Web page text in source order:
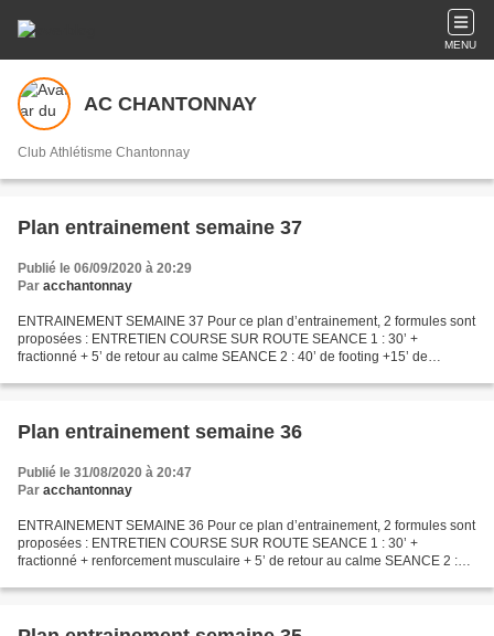
MENU
AC CHANTONNAY
Club Athlétisme Chantonnay
Plan entrainement semaine 37
Publié le 06/09/2020 à 20:29
Par acchantonnay
ENTRAINEMENT SEMAINE 37 Pour ce plan d’entrainement, 2 formules sont
proposées : ENTRETIEN COURSE SUR ROUTE SEANCE 1 : 30’ +
fractionné + 5’ de retour au calme SEANCE 2 : 40’ de footing +15’ de
Plan entrainement semaine 36
Publié le 31/08/2020 à 20:47
Par acchantonnay
ENTRAINEMENT SEMAINE 36 Pour ce plan d’entrainement, 2 formules sont
proposées : ENTRETIEN COURSE SUR ROUTE SEANCE 1 : 30’ +
fractionné + renforcement musculaire + 5’ de retour au calme SEANCE 2 :